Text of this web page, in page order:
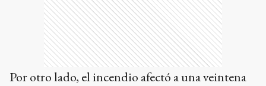
Por otro lado, el incendio afectó a una veintena